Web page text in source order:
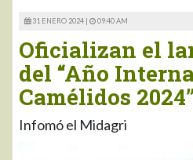
31 ENERO 2024 | 09:40 AM
Oficializan el
del “Año
Camélidos 2024”
Infomó el Midagri